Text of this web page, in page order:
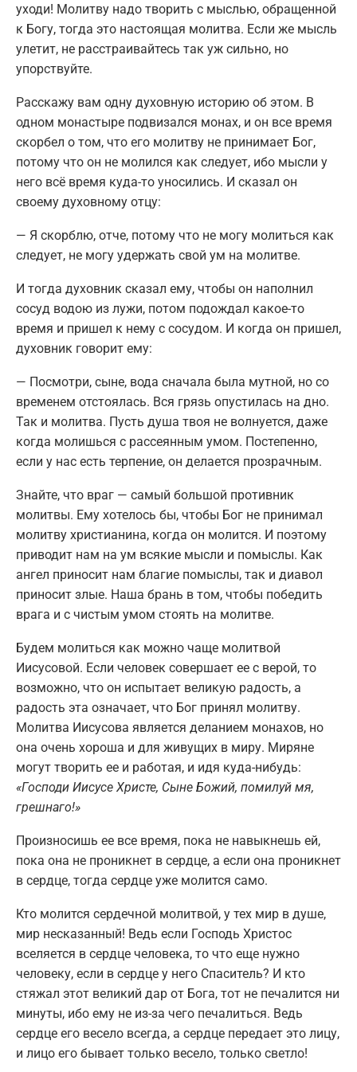
уходи! Молитву надо творить с мыслью, обращенной
к Богу, тогда это настоящая молитва. Если же мысль
улетит, не расстраивайтесь так уж сильно, но
упорствуйте.
Расскажу вам одну духовную историю об этом. В
одном монастыре подвизался монах, и он все время
скорбел о том, что его молитву не принимает Бог,
потому что он не молился как следует, ибо мысли у
него всё время куда-то уносились. И сказал он
своему духовному отцу:
— Я скорблю, отче, потому что не могу молиться как
следует, не могу удержать свой ум на молитве.
И тогда духовник сказал ему, чтобы он наполнил
сосуд водою из лужи, потом подождал какое-то
время и пришел к нему с сосудом. И когда он пришел,
духовник говорит ему:
— Посмотри, сыне, вода сначала была мутной, но со
временем отстоялась. Вся грязь опустилась на дно.
Так и молитва. Пусть душа твоя не волнуется, даже
когда молишься с рассеянным умом. Постепенно,
если у нас есть терпение, он делается прозрачным.
Знайте, что враг — самый большой противник
молитвы. Ему хотелось бы, чтобы Бог не принимал
молитву христианина, когда он молится. И поэтому
приводит нам на ум всякие мысли и помыслы. Как
ангел приносит нам благие помыслы, так и диавол
приносит злые. Наша брань в том, чтобы победить
врага и с чистым умом стоять на молитве.
Будем молиться как можно чаще молитвой
Иисусовой. Если человек совершает ее с верой, то
возможно, что он испытает великую радость, а
радость эта означает, что Бог принял молитву.
Молитва Иисусова является деланием монахов, но
она очень хороша и для живущих в миру. Миряне
могут творить ее и работая, и идя куда-нибудь:
«Господи Иисусе Христе, Сыне Божий, помилуй мя,
грешнаго!»
Произносишь ее все время, пока не навыкнешь ей,
пока она не проникнет в сердце, а если она проникнет
в сердце, тогда сердце уже молится само.
Кто молится сердечной молитвой, у тех мир в душе,
мир несказанный! Ведь если Господь Христос
вселяется в сердце человека, то что еще нужно
человеку, если в сердце у него Спаситель? И кто
стяжал этот великий дар от Бога, тот не печалится ни
минуты, ибо ему не из-за чего печалиться. Ведь
сердце его весело всегда, а сердце передает это лицу,
и лицо его бывает только весело, только светло!